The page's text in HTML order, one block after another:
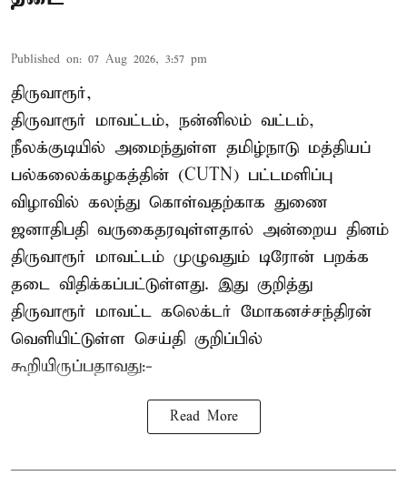
Published on: 07 Aug 2026, 3:57 pm
திருவாரூர்,
திருவாரூர் மாவட்டம், நன்னிலம் வட்டம்,
நீலக்குடியில் அமைந்துள்ள தமிழ்நாடு மத்தியப்
பல்கலைக்கழகத்தின் (CUTN) பட்டமளிப்பு
விழாவில் கலந்து கொள்வதற்காக துணை
ஜனாதிபதி வருகைதரவுள்ளதால் அன்றைய தினம்
திருவாரூர் மாவட்டம் முழுவதும் டிரோன் பறக்க
தடை விதிக்கப்பட்டுள்ளது. இது குறித்து
திருவாரூர் மாவட்ட கலெக்டர் மோகனச்சந்திரன்
வெளியிட்டுள்ள செய்தி குறிப்பில்
கூறியிருப்பதாவது:-
Read More